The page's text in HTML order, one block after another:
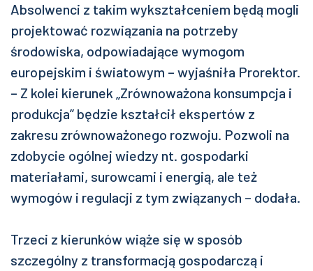
Absolwenci z takim wykształceniem będą mogli
projektować rozwiązania na potrzeby
środowiska, odpowiadające wymogom
europejskim i światowym – wyjaśniła Prorektor.
– Z kolei kierunek „Zrównoważona konsumpcja i
produkcja” będzie kształcił ekspertów z
zakresu zrównoważonego rozwoju. Pozwoli na
zdobycie ogólnej wiedzy nt. gospodarki
materiałami, surowcami i energią, ale też
wymogów i regulacji z tym związanych – dodała.
Trzeci z kierunków wiąże się w sposób
szczególny z transformacją gospodarczą i